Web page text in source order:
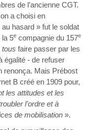
de l’ancienne CGT.
a choisi en
hasard » fut le soldat
la 5ecompagnie du 157e
tous faire passer par les
égalité - de refuser
renonça. Mais Prébost
B créé en 1909 pour,
les attitudes et les
l’ordre et à
de mobilisation».